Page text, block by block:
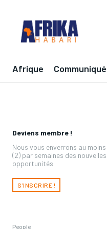
Afrique Communiqué
Deviens membre !
Nous vous enverrons au
(2) par semaines des
opportunités
S'INSCRIRE !
People